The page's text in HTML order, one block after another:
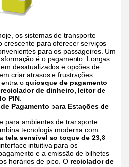
os sistemas de transporte
crescente para oferecer serviços
para os passageiros. Um
é o pagamento. Longas
desatualizados e opções de
criar atrasos e frustrações
entra o quiosque de pagamento
de dinheiro, leitor de
PIN
Pagamento para Estações de
para ambientes de transporte
tecnologia moderna com
tela sensível ao toque de 23,8
intuitiva para os
e a emissão de bilhetes
horários de pico. O reciclador de